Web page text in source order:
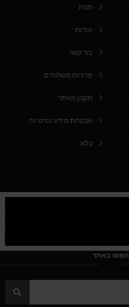
חנות
אודות
צור קשר
מדניות משלוחים
תקנון האתר
אבטחת מידע ופרטיות
בלוג
חפשו באתר